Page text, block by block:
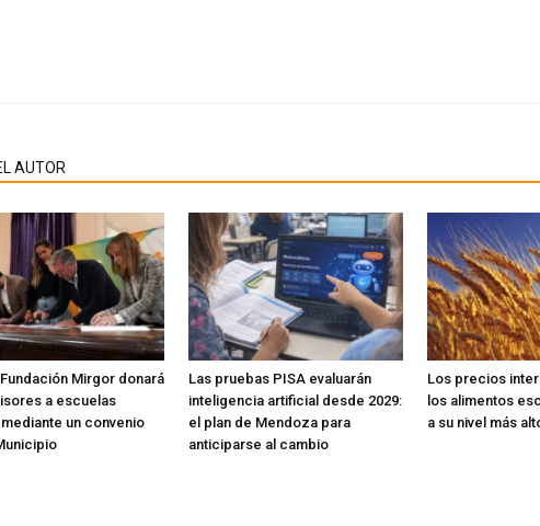
AUTOR
Mirgor donará
a escuelas
un convenio
Las pruebas PISA evaluarán
inteligencia artificial desde 2029:
el plan de Mendoza para
anticiparse al cambio
Los precios
los alimentos
a su nivel más